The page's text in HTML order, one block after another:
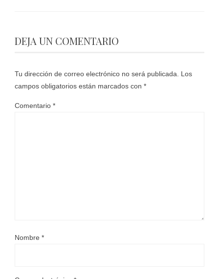
DEJA UN COMENTARIO
Tu dirección de correo electrónico no será publicada. Los
campos obligatorios están marcados con *
Comentario *
Nombre *